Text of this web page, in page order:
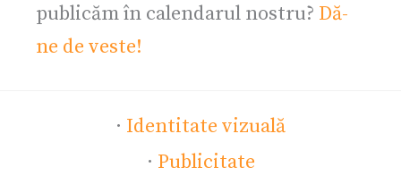
publicăm în calendarul nostru? Dă-
ne de veste!
· Identitate vizuală
· Publicitate